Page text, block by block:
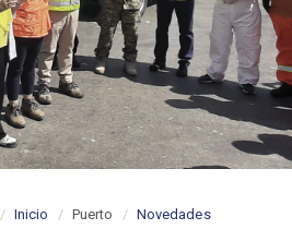
Inicio Puerto
Novedades